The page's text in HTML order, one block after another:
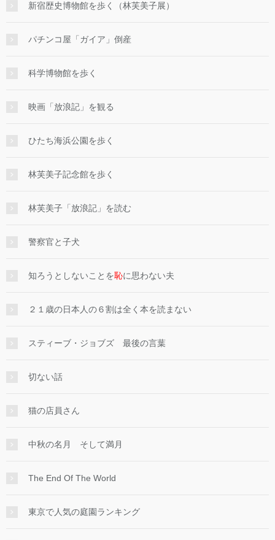
新宿歴史博物館を歩く（林芙美子展）
パチンコ屋「ガイア」倒産
科学博物館を歩く
映画「放浪記」を観る
ひたち海浜公園を歩く
林芙美子記念館を歩く
林芙美子「放浪記」を読む
警察官と子犬
知ろうとしないことを恥に思わない夫
２１歳の日本人の６割は全く本を読まない
スティーブ・ジョブズ 最後の言葉
切ない話
猫の店員さん
中秋の名月 そして満月
The End Of The World
東京で人気の庭園ランキング